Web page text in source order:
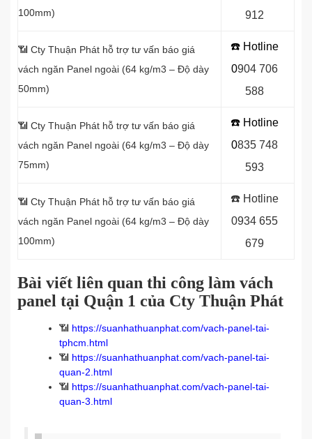
100mm)
912
📶 Cty Thuận Phát hỗ trợ tư vấn báo giá
vách ngăn Panel ngoài (64 kg/m3 – Độ dày
50mm)
☎️ Hotline
0904 706
588
📶 Cty Thuận Phát hỗ trợ tư vấn báo giá
vách ngăn Panel ngoài (64 kg/m3 – Độ dày
75mm)
☎️ Hotline
0835 748
593
📶 Cty Thuận Phát hỗ trợ tư vấn báo giá
vách ngăn Panel ngoài (64 kg/m3 – Độ dày
100mm)
☎️ Hotline
0934 655
679
Bài viết liên quan thi công làm vách
panel tại Quận 1 của Cty Thuận Phát
📶 https://suanhathuanphat.com/vach-panel-tai-
tphcm.html
📶 https://suanhathuanphat.com/vach-panel-tai-
quan-2.html
📶 https://suanhathuanphat.com/vach-panel-tai-
quan-3.html